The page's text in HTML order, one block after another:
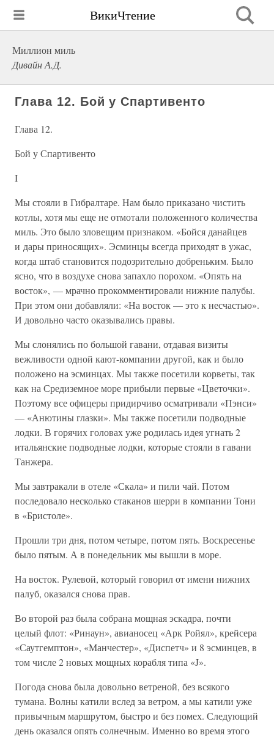
ВикиЧтение
Миллион миль
Дивайн А.Д.
Глава 12. Бой у Спартивенто
Глава 12.
Бой у Спартивенто
I
Мы стояли в Гибралтаре. Нам было приказано чистить
котлы, хотя мы еще не отмотали положенного количества
миль. Это было зловещим признаком. «Бойся данайцев
и дары приносящих». Эсминцы всегда приходят в ужас,
когда штаб становится подозрительно добреньким. Было
ясно, что в воздухе снова запахло порохом. «Опять на
восток», — мрачно прокомментировали нижние палубы.
При этом они добавляли: «На восток — это к несчастью».
И довольно часто оказывались правы.
Мы слонялись по большой гавани, отдавая визиты
вежливости одной кают-компании другой, как и было
положено на эсминцах. Мы также посетили корветы, так
как на Средиземное море прибыли первые «Цветочки».
Поэтому все офицеры придирчиво осматривали «Пэнси»
— «Анютины глазки». Мы также посетили подводные
лодки. В горячих головах уже родилась идея угнать 2
итальянские подводные лодки, которые стояли в гавани
Танжера.
Мы завтракали в отеле «Скала» и пили чай. Потом
последовало несколько стаканов шерри в компании Тони
в «Бристоле».
Прошли три дня, потом четыре, потом пять. Воскресенье
было пятым. А в понедельник мы вышли в море.
На восток. Рулевой, который говорил от имени нижних
палуб, оказался снова прав.
Во второй раз была собрана мощная эскадра, почти
целый флот: «Ринаун», авианосец «Арк Ройял», крейсера
«Саутгемптон», «Манчестер», «Диспетч» и 8 эсминцев, в
том числе 2 новых мощных корабля типа «J».
Погода снова была довольно ветреной, без всякого
тумана. Волны катили вслед за ветром, а мы катили уже
привычным маршрутом, быстро и без помех. Следующий
день оказался опять солнечным. Именно во время этого